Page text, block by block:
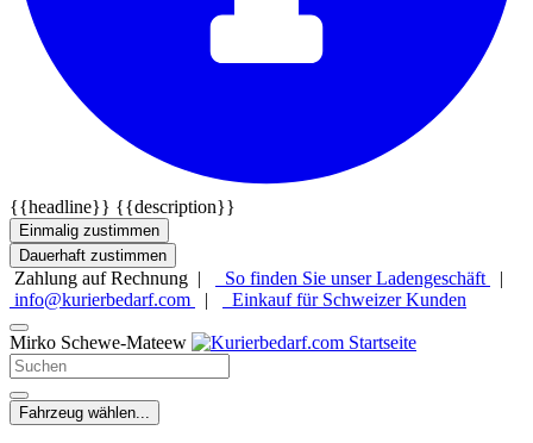
{{headline}} {{description}}
Einmalig zustimmen
Dauerhaft zustimmen
Zahlung auf Rechnung | So finden Sie unser Ladengeschäft
|
info@kurierbedarf.com
| Einkauf für Schweizer Kunden
Mirko Schewe-Mateew
Fahrzeug wählen...